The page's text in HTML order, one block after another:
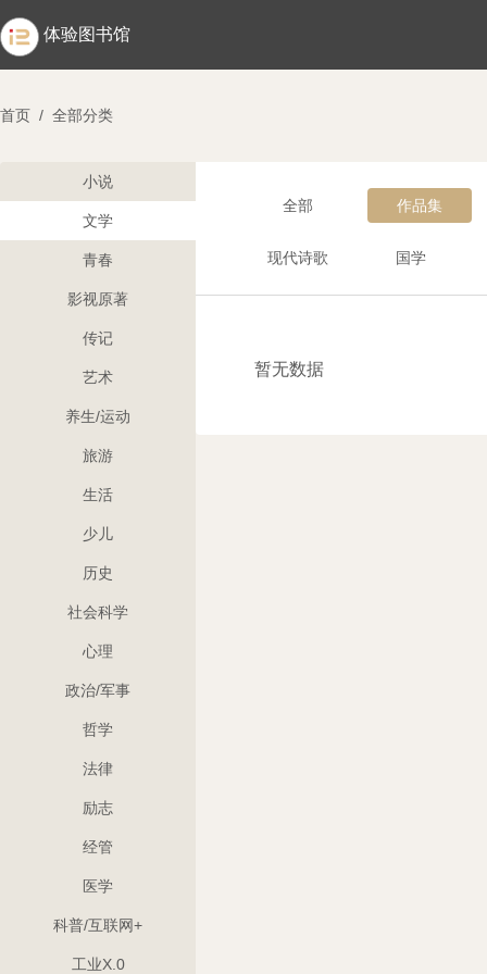
体验图书馆
首页 / 全部分类
小说
文学
青春
影视原著
传记
艺术
养生/运动
旅游
生活
少儿
历史
社会科学
心理
政治/军事
哲学
法律
励志
经管
医学
科普/互联网+
工业X.0
全部 作品集
现代诗歌 国学
暂无数据